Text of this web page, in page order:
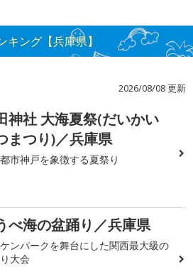
ング【兵庫県】
2026/08/08 更新
神社 大海夏祭(だいかい
まつり)／兵庫県
市神戸を象徴する夏祭り
べ海の盆踊り／兵庫県
ンパークを舞台にした関西最大級の
大会